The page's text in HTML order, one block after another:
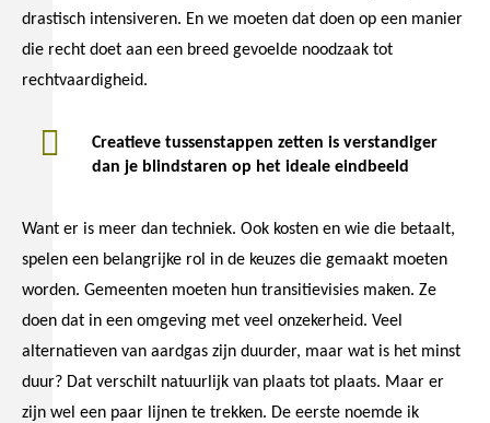
drastisch intensiveren. En we moeten dat doen op een manier
die recht doet aan een breed gevoelde noodzaak tot
rechtvaardigheid.
Creatieve tussenstappen zetten is verstandiger
dan je blindstaren op het ideale eindbeeld
Want er is meer dan techniek. Ook kosten en wie die betaalt,
spelen een belangrijke rol in de keuzes die gemaakt moeten
worden. Gemeenten moeten hun transitievisies maken. Ze
doen dat in een omgeving met veel onzekerheid. Veel
alternatieven van aardgas zijn duurder, maar wat is het minst
duur? Dat verschilt natuurlijk van plaats tot plaats. Maar er
zijn wel een paar lijnen te trekken. De eerste noemde ik